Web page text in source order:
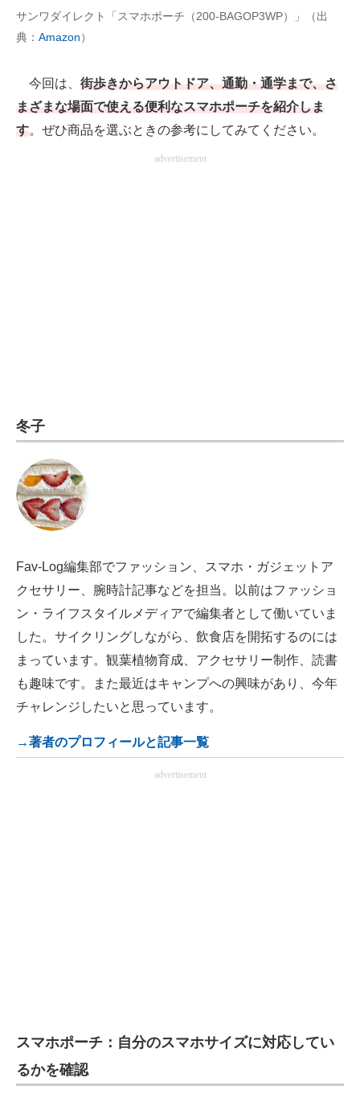
ITエンジニア向け専門サイト
IT製品の技術・比較・事例
製造業のIT導入・活用を支援
モノづくり技術者専門サイト
サンワダイレクト「スマホポーチ（200-BAGOP3WP）」（出
典： Amazon）
今回は、 街歩きからアウトドア、通勤・通学まで、さ
まざまな場面で使える便利なスマホポーチを紹介しま
す。ぜひ商品を選ぶときの参考にしてみてください。
advertisement
冬子
Fav-Log編集部でファッション、スマホ・ガジェットア
クセサリー、腕時計記事などを担当。以前はファッショ
ン・ライフスタイルメディアで編集者として働いていま
した。サイクリングしながら、飲食店を開拓するのには
まっています。観葉植物育成、アクセサリー制作、読書
も趣味です。また最近はキャンプへの興味があり、今年
チャレンジしたいと思っています。
→著者のプロフィールと記事一覧
advertisement
スマホポーチ：自分のスマホサイズに対応してい
るかを確認